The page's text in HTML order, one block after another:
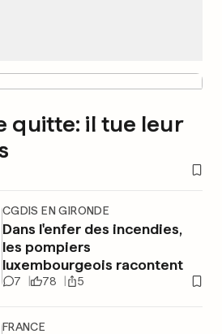
quitte: il tue leur
CGDIS EN GIRONDE
Dans l'enfer des incendies,
les pompiers
luxembourgeois racontent
7 78 5
FRANCE